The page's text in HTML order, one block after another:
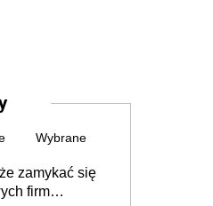
Wybrane
zamykać się
firm